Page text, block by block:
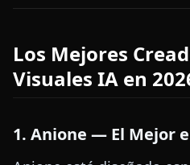
Los Mejores
Visuales IA en
1. Anione — El Mejor